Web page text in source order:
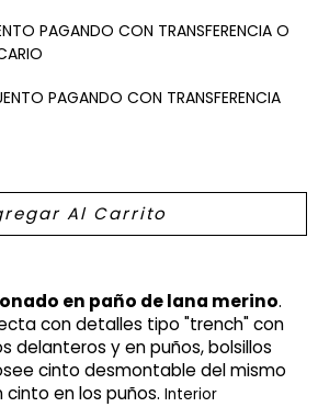
PAGANDO CON TRANSFERENCIA O
PAGANDO CON TRANSFERENCIA
en paño de lana merino.
con detalles tipo "trench" con
delanteros y en puños, bolsillos
cinto desmontable del mismo
en los puños. Interior